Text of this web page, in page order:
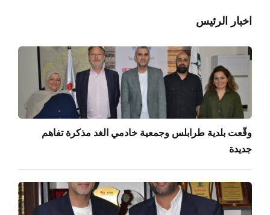
اخبار الرئيس
وقّعت بلدية طرابلس وجمعية خادمي الغد مذكرة تفاهم
جديدة